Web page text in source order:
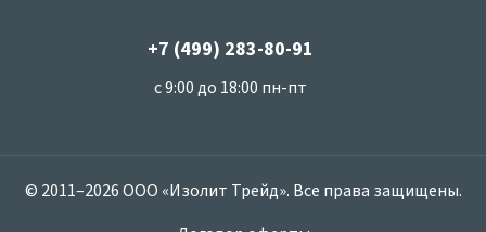
+7 (499) 283-80-91
с 9:00 до 18:00 пн-пт
© 2011–2026 ООО «Изолит Трейд». Все права защищены.